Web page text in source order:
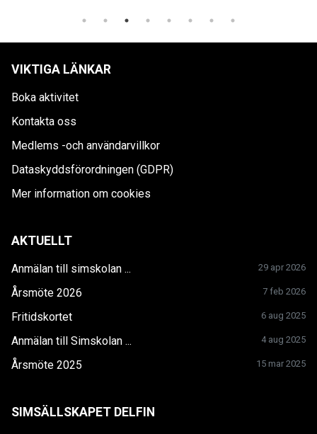
VIKTIGA LÄNKAR
Boka aktivitet
Kontakta oss
Medlems -och användarvillkor
Dataskyddsförordningen (GDPR)
Mer information om cookies
AKTUELLT
Anmälan till simskolan ... 29 apr 2026
Årsmöte 2026 7 feb 2026
Fritidskortet 6 aug 2025
Anmälan till Simskolan ... 4 aug 2025
Årsmöte 2025 15 mar 2025
SIMSÄLLSKAPET DELFIN